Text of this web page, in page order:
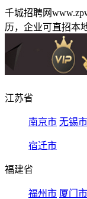
千城招聘网
历，企业可直招本
江苏省
南京市 无锡市
宿迁市
福建省
福州市 厦门市